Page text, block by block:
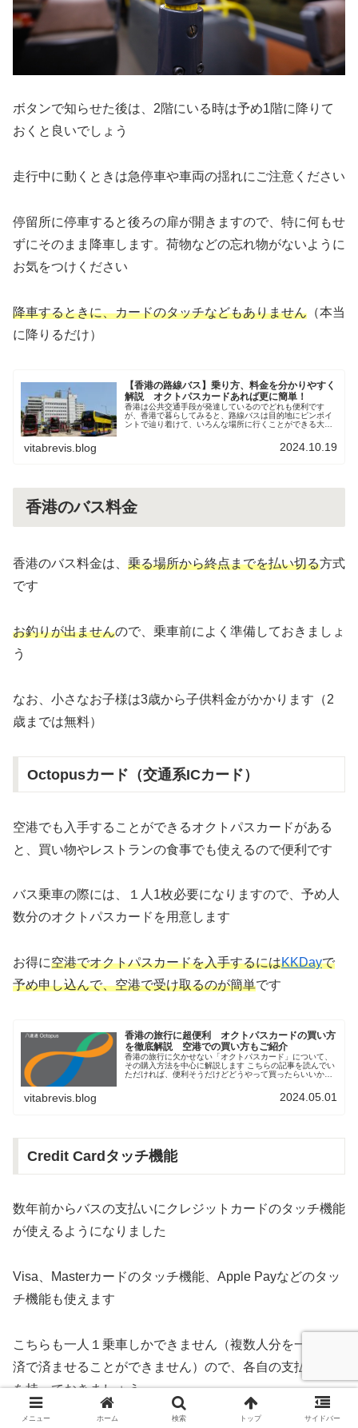
ボタンで知らせた後は、2階にいる時は予め1階に降りて
おくと良いでしょう
走行中に動くときは急停車や車両の揺れにご注意ください
停留所に停車すると後ろの扉が開きますので、特に何もせ
ずにそのまま降車します。荷物などの忘れ物がないように
お気をつけください
降車するときに、カードのタッチなどもありません （本当
に降りるだけ）
【香港の路線バス】乗り方、料金を分かりやすく
解説 オクトパスカードあれば更に簡単！
香港は公共交通手段が発達しているのでどれも便利です
が、香港で暮らしてみると、路線バスは目的地にピンポイ
ントで辿り着けて、いろんな場所に行くことができる大変
vitabrevis.blog 2024.10.19
香港のバス料金
香港のバス料金は、 乗る場所から終点までを払い切る方式
です
お釣りが出ませんので、乗車前によく準備しておきましょ
う
なお、小さなお子様は3歳から子供料金がかかります（2
歳までは無料）
Octopusカード（交通系ICカード）
空港でも入手することができるオクトパスカードがある
と、買い物やレストランの食事でも使えるので便利です
バス乗車の際には、１人1枚必要になりますので、予め人
数分のオクトパスカードを用意します
お得に空港でオクトパスカードを入手するにはKKDayで
予め申し込んで、空港で受け取るのが簡単です
香港の旅行に超便利 オクトパスカードの買い方
を徹底解説 空港での買い方もご紹介
香港の旅行に欠かせない「オクトパスカード」について、
その購入方法を中心に解説します こちらの記事を読んでい
ただければ、便利そうだけどどうやって買ったらいいか分
vitabrevis.blog 2024.05.01
Credit Cardタッチ機能
数年前からバスの支払いにクレジットカードのタッチ機能
が使えるようになりました
Visa、Masterカードのタッチ機能、Apple Payなどのタッ
チ機能も使えます
こちらも一人１乗車しかできません（複数人分を一つの決
済で済ませることができません）ので、各自の支払い方法
を持っておきましょう
メニュー ホーム 検索 トップ サイドバー